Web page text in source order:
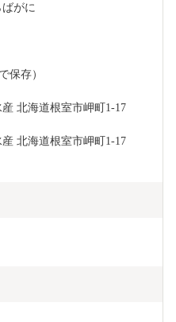
がに
保存）
北海道根室市岬町1-17
北海道根室市岬町1-17